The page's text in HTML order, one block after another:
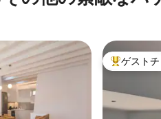
大好評の
ゲスト